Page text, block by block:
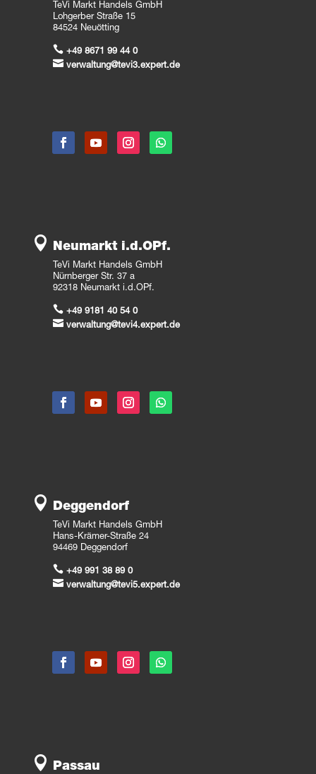
TeVi Markt Handels GmbH
Lohgerber Straße 15
84524 Neuötting
 +49 8671 99 44 0
 verwaltung@tevi3.expert.de
 Neumarkt i.d.OPf.
TeVi Markt Handels GmbH
Nürnberger Str. 37 a
92318 Neumarkt i.d.OPf.
 +49 9181 40 54 0
 verwaltung@tevi4.expert.de
 Deggendorf
TeVi Markt Handels GmbH
Hans-Krämer-Straße 24
94469 Deggendorf
 +49 991 38 89 0
 verwaltung@tevi5.expert.de
 Passau